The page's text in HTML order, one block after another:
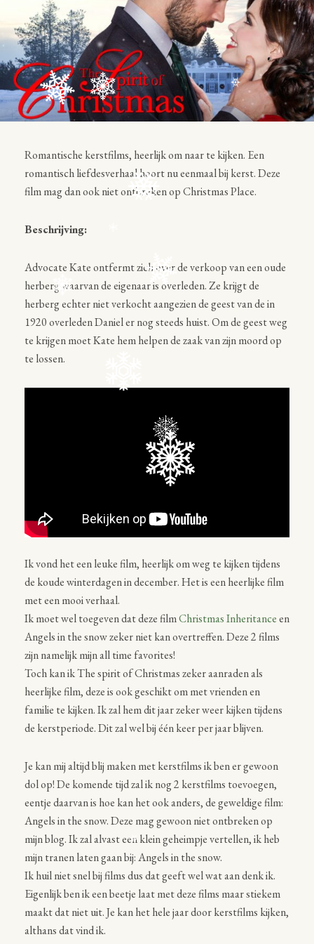
Romantische kerstfilms, heerlijk om naar te kijken. Een
romantisch liefdesverhaal hoort nu eenmaal bij kerst. Deze
film mag dan ook niet ontbreken op Christmas Place.
Beschrijving:
Advocate Kate ontfermt zich over de verkoop van een oude
herberg waarvan de eigenaar is overleden. Ze krijgt de
herberg echter niet verkocht aangezien de geest van de in
1920 overleden Daniel er nog steeds huist. Om de geest weg
te krijgen moet Kate hem helpen de zaak van zijn moord op
te lossen.
Ik vond het een leuke film, heerlijk om weg te kijken tijdens
de koude winterdagen in december. Het is een heerlijke film
met een mooi verhaal.
Ik moet wel toegeven dat deze filmChristmas Inheritanceen
Angels in the snow zeker niet kan overtreffen. Deze 2 films
zijn namelijk mijn all time favorites!
Toch kan ik The spirit of Christmas zeker aanraden als
heerlijke film, deze is ook geschikt om met vrienden en
familie te kijken. Ik zal hem dit jaar zeker weer kijken tijdens
de kerstperiode. Dit zal wel bij één keer per jaar blijven.
Je kan mij altijd blij maken met kerstfilms ik ben er gewoon
dol op! De komende tijd zal ik nog 2 kerstfilms toevoegen,
eentje daarvan is hoe kan het ook anders, de geweldige film:
Angels in the snow. Deze mag gewoon niet ontbreken op
mijn blog. Ik zal alvast een klein geheimpje vertellen, ik heb
mijn tranen laten gaan bij: Angels in the snow.
Ik huil niet snel bij films dus dat geeft wel wat aan denk ik.
Eigenlijk ben ik een beetje laat met deze films maar stiekem
maakt dat niet uit. Je kan het hele jaar door kerstfilms kijken,
althans dat vind ik.